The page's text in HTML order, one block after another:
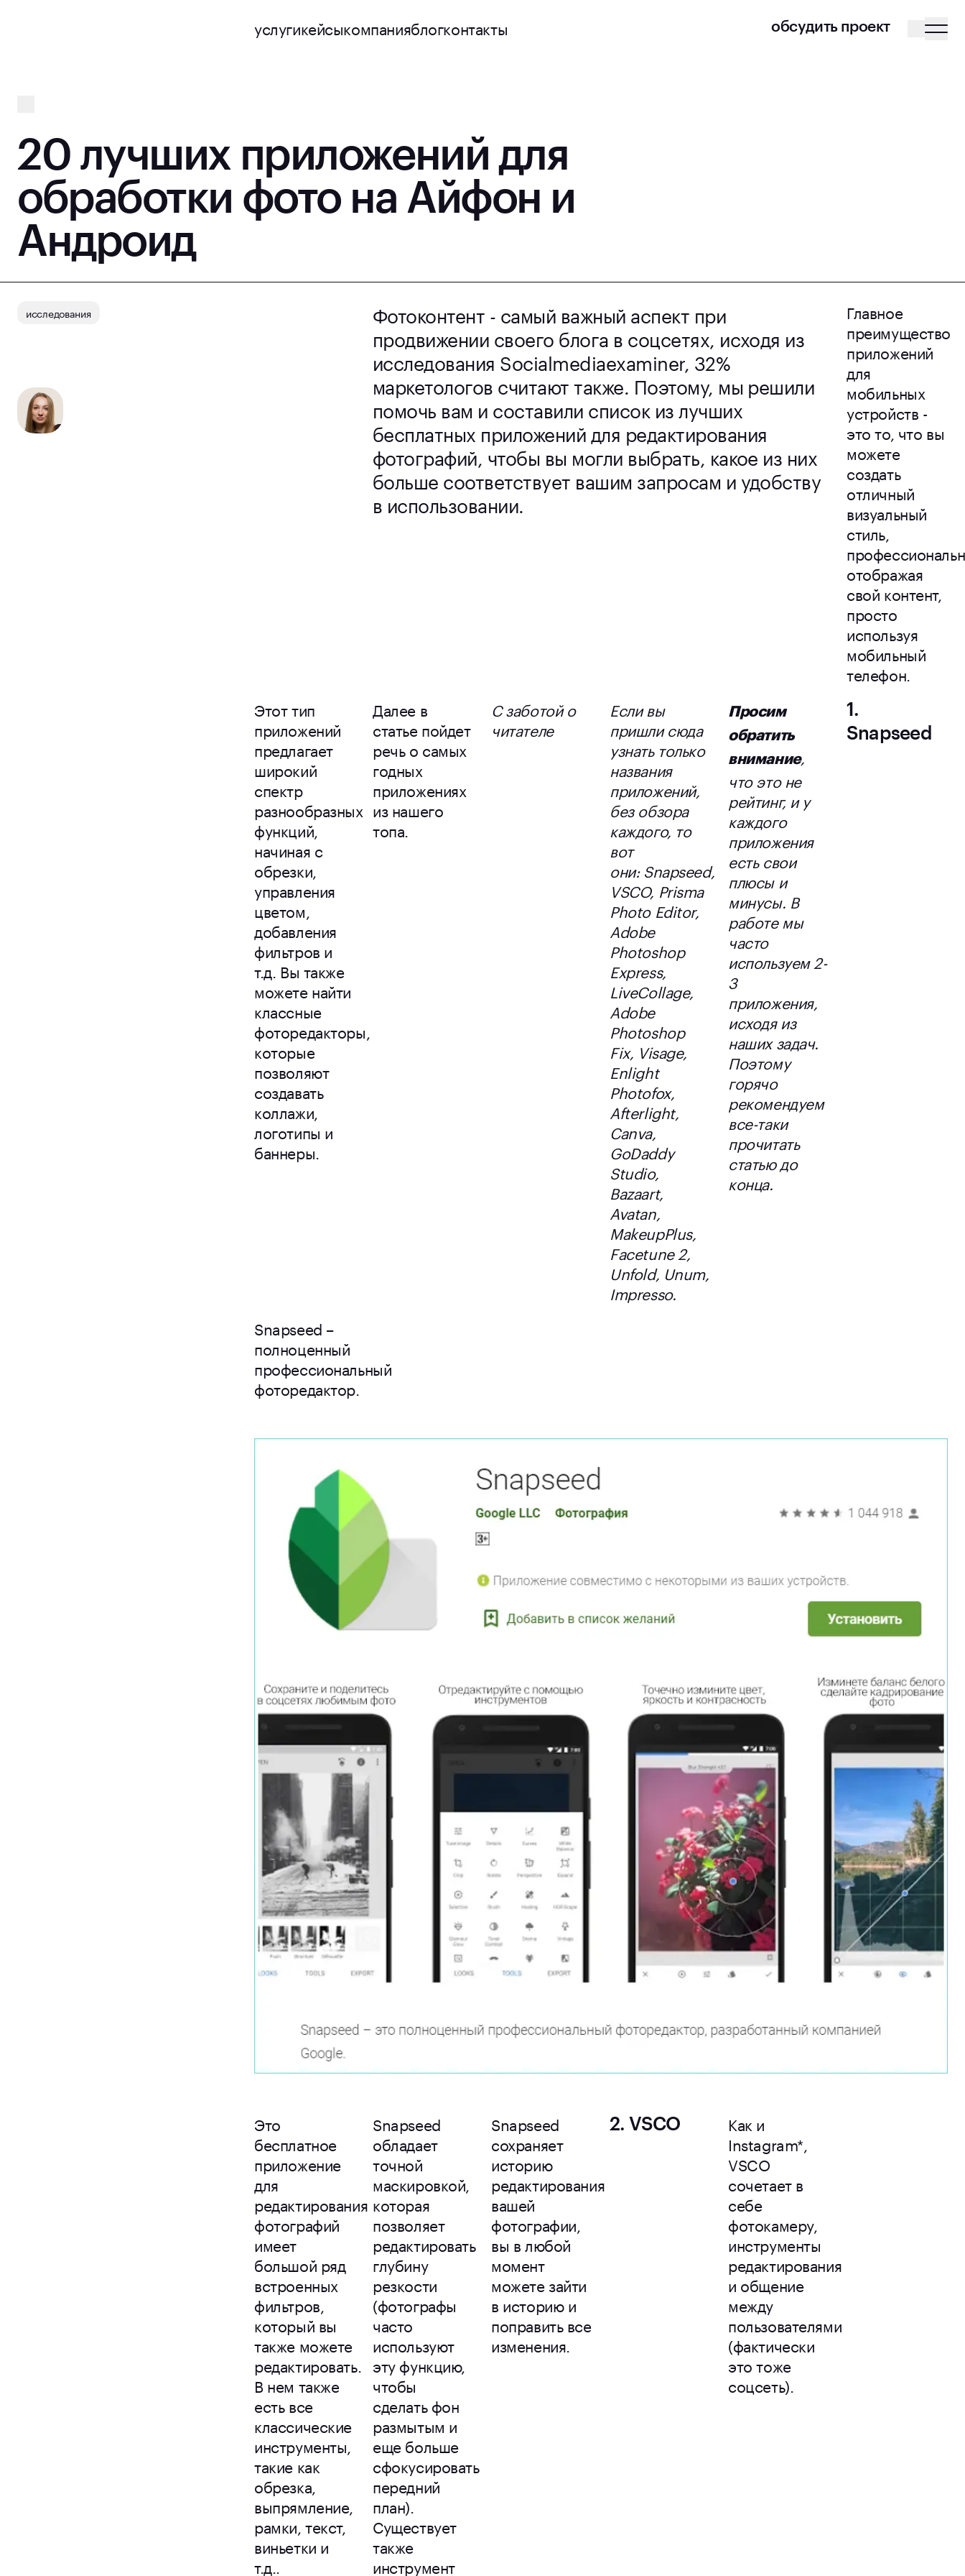
услугикейсыкомпанияблогконтакты обсудить проект
20 лучших приложений для
обработки фото на Айфон и
Андроид
исследования
Фотоконтент - самый важный аспект при
продвижении своего блога в соцсетях, исходя из
исследования Socialmediaexaminer, 32%
маркетологов считают также. Поэтому, мы решили
помочь вам и составили список из лучших
бесплатных приложений для редактирования
фотографий, чтобы вы могли выбрать, какое из них
больше соответствует вашим запросам и удобству
в использовании.
Главное
преимущество
приложений
для
мобильных
устройств -
это то, что вы
можете
создать
отличный
визуальный
стиль,
отображая
свой контент,
просто
используя
мобильный
телефон.
Этот тип
приложений
предлагает
широкий
спектр
разнообразных
функций,
начиная с
обрезки,
управления
цветом,
добавления
фильтров и
т.д. Вы также
можете найти
классные
фоторедакторы,
которые
позволяют
создавать
коллажи,
логотипы и
баннеры.
Далее в
статье пойдет
речь о самых
годных
приложениях
из нашего
топа.
С заботой о
читателе
Если вы
пришли сюда
узнать только
названия
приложений,
без обзора
каждого, то
вот
они: Snapseed,
VSCO, Prisma
Photo Editor,
Adobe
Photoshop
Express,
LiveCollage,
Adobe
Photoshop
Fix, Visage,
Enlight
Photofox,
Afterlight,
Canva,
GoDaddy
Studio,
Bazaart,
Avatan,
MakeupPlus,
Facetune 2,
Unfold, Unum,
Impresso.
Просим
обратить
внимание,
что это не
рейтинг, и у
каждого
приложения
есть свои
плюсы и
минусы. В
работе мы
часто
используем 2-
3
приложения,
исходя из
наших задач.
Поэтому
горячо
рекомендуем
все-таки
прочитать
статью до
конца.
1.
Snapseed
Snapseed –
полноценный
профессиональный
фоторедактор.
Это
бесплатное
приложение
для
редактирования
фотографий
имеет
большой ряд
встроенных
фильтров,
который вы
также можете
редактировать.
В нем также
есть все
классические
инструменты,
такие как
обрезка,
выпрямление,
рамки, текст,
виньетки и
т.д..
Snapseed
обладает
точной
маскировкой,
которая
позволяет
редактировать
глубину
резкости
(фотографы
часто
используют
эту функцию,
чтобы
сделать фон
размытым и
еще больше
сфокусировать
передний
план).
Существует
также
инструмент
Snapseed
сохраняет
историю
редактирования
вашей
фотографии,
вы в любой
момент
можете зайти
в историю и
поправить все
изменения.
2. VSCO
Как и
Instagram*,
VSCO
сочетает в
себе
фотокамеру,
инструменты
редактирования
и общение
между
пользователями
(фактически
это тоже
соцсеть).